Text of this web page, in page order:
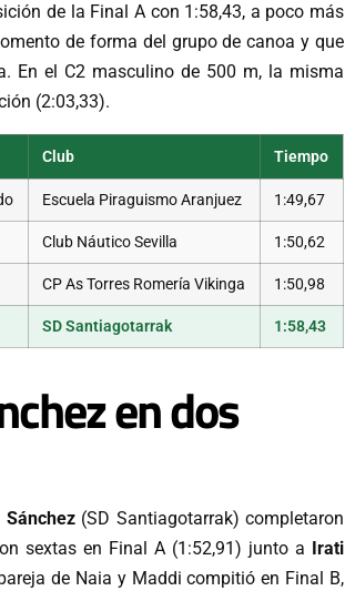
de la Final A con 1:58,43, a poco más
de forma del grupo de canoa y que
En el C2 masculino de 500 m, la misma
(2:03,33).
Club Tiempo
Escuela Piraguismo Aranjuez 1:49,67
Club Náutico Sevilla 1:50,62
CP As Torres Romería Vikinga 1:50,98
SD Santiagotarrak 1:58,43
en dos
Sánchez(SD Santiagotarrak) completaron
sextas en Final A (1:52,91) junto a
Irati
de Naia y Maddi compitió en Final B,